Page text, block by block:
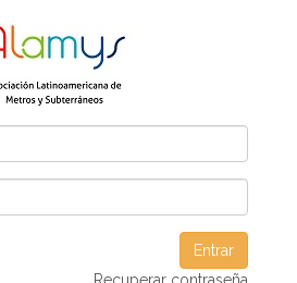
Entrar